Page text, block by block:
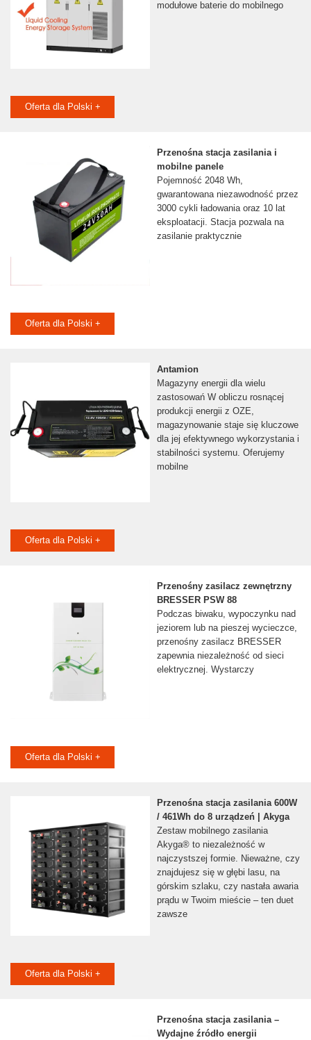
modułowe baterie do mobilnego
Oferta dla Polski +
Przenośna stacja zasilania i
mobilne panele
Pojemność 2048 Wh,
gwarantowana niezawodność przez
3000 cykli ładowania oraz 10 lat
eksploatacji. Stacja pozwala na
zasilanie praktycznie
Oferta dla Polski +
Antamion
Magazyny energii dla wielu
zastosowań W obliczu rosnącej
produkcji energii z OZE,
magazynowanie staje się kluczowe
dla jej efektywnego wykorzystania i
stabilności systemu. Oferujemy
mobilne
Oferta dla Polski +
Przenośny zasilacz zewnętrzny
BRESSER PSW 88
Podczas biwaku, wypoczynku nad
jeziorem lub na pieszej wycieczce,
przenośny zasilacz BRESSER
zapewnia niezależność od sieci
elektrycznej. Wystarczy
Oferta dla Polski +
Przenośna stacja zasilania 600W
/ 461Wh do 8 urządzeń | Akyga
Zestaw mobilnego zasilania
Akyga® to niezależność w
najczystszej formie. Nieważne, czy
znajdujesz się w głębi lasu, na
górskim szlaku, czy nastała awaria
prądu w Twoim mieście – ten duet
zawsze
Oferta dla Polski +
Przenośna stacja zasilania –
Wydajne źródło energii